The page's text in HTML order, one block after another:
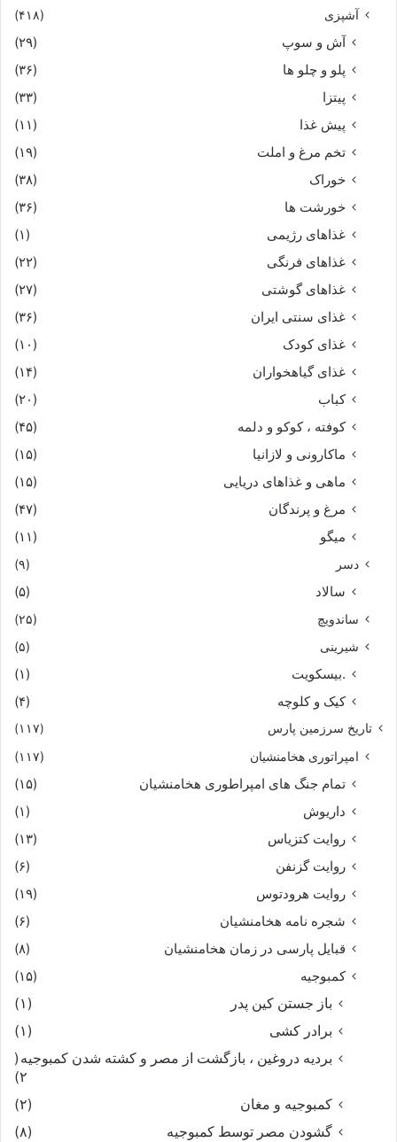
آشپزی (۴۱۸)
آش و سوپ
(۲۹)
پلو و چلو ها
(۳۶)
پیتزا
(۳۳)
پیش غذا
(۱۱)
تخم مرغ و املت
(۱۹)
خوراک
(۳۸)
خورشت ها
(۳۶)
غذاهای رژیمی
(۱)
غذاهای فرنگی
(۲۲)
غذاهای گوشتی
(۲۷)
غذای سنتی ایران
(۳۶)
غذای کودک
(۱۰)
غذای گیاهخواران
(۱۴)
کباب
(۲۰)
کوفته ، کوکو و دلمه
(۴۵)
ماکارونی و لازانیا
(۱۵)
ماهی و غذاهای دریایی
(۱۵)
مرغ و پرندگان
(۴۷)
میگو
(۱۱)
دسر (۹)
سالاد (۵)
ساندویچ
(۲۵)
شیرینی
(۵)
.بیسکویت
(۱)
کیک و کلوچه
(۴)
تاریخ سرزمین پارس (۱۱۷)
امپراتوری هخامنشیان (۱۱۷)
تمام جنگ های امپراطوری هخامنشیان
(۱۵)
داریوش
(۱)
روایت کتزیاس
(۱۳)
روایت گزنفن
(۶)
روایت هرودتوس
(۱۹)
شجره نامه هخامنشیان
(۶)
قبایل پارسی در زمان هخامنشیان
(۸)
کمبوجیه
(۱۵)
باز جستن کین پدر
(۱)
برادر کشی
(۱)
بردیه دروغین ، بازگشت از مصر و کشته شدن کمبوجیه (
۲)
کمبوجیه و مغان
(۲)
گشودن مصر توسط کمبوجیه
(۸)